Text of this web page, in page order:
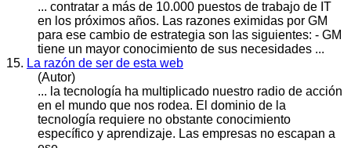
... contratar a más de 10.000 puestos de trabajo de IT
en los próximos años. Las razones eximidas por GM
para ese cambio de estrategia son las siguientes: - GM
tiene un mayor conocimiento de sus necesidades ...
15. La razón de ser de esta web
(Autor)
... la tecnología ha multiplicado nuestro radio de acción
en el mundo que nos rodea. El dominio de la
tecnología requiere no obstante conocimiento
específico y aprendizaje. Las empresas no escapan a